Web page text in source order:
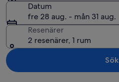
Datum
fre 28 aug. - mån 31 aug.
Resenärer
2 resenärer, 1 rum
Sök